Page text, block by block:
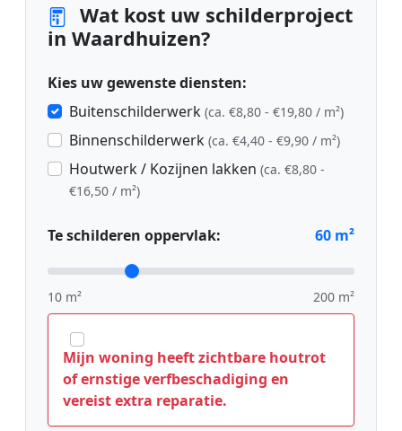
Wat kost uw schilderproject
in Waardhuizen?
Kies uw gewenste diensten:
Buitenschilderwerk (ca. €8,80 - €19,80 / m²)
Binnenschilderwerk (ca. €4,40 - €9,90 / m²)
Houtwerk / Kozijnen lakken (ca. €8,80 -
€16,50 / m²)
Te schilderen oppervlak: 60 m²
10 m² 200 m²
Mijn woning heeft zichtbare houtrot
of ernstige verfbeschadiging en
vereist extra reparatie.